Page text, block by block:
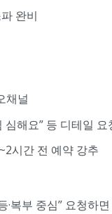
완비
채널
심해요” 등 디테일 요
시간 전 예약 강추
·복부 중심” 요청하